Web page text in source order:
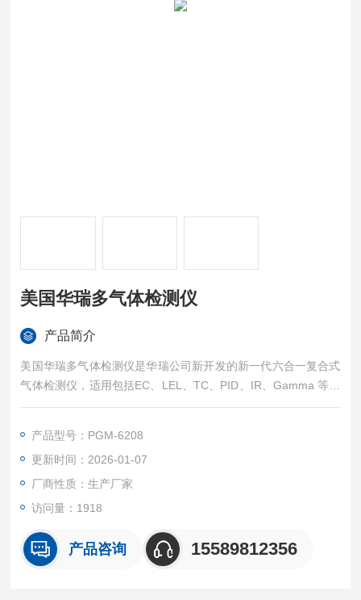
美国华瑞多气体检测仪
产品简介
美国华瑞多气体检测仪是华瑞公司新开发的新一代六合一复合式
气体检测仪，适用包括EC、LEL、TC、PID、IR、Gamma 等在
内的所有RAE 传感器，各种传感器可任意组合、灵活配置。检测
产品型号：PGM-6208
更新时间：2026-01-07
厂商性质：生产厂家
访问量：1918
产品咨询 15589812356